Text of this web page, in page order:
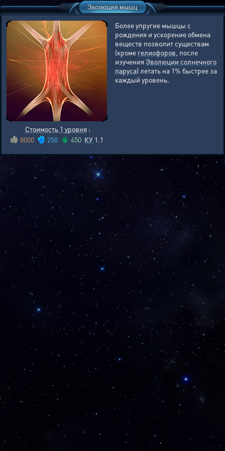
Эволюция мышц
Стоимость 1 уровня :
8000
250 450 КУ 1.1
Более упругие мышцы с
рождения и ускорение обмена
веществ позволит существам
(кроме гелиофоров , после
изучения Эволюции солнечного
паруса) летать на 1% быстрее за
каждый уровень.